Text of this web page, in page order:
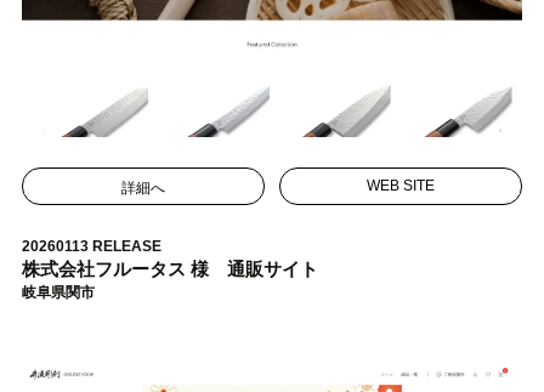
詳細へ WEB SITE
20260113 RELEASE
株式会社フルータス 様 通販サイト
岐阜県関市